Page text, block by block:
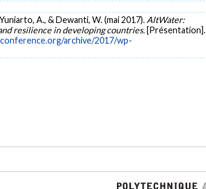
A., & Dewanti, W. (mai 2017). AltWater:
resilience in developing countries. [Présentation].
archive/2017/wp-